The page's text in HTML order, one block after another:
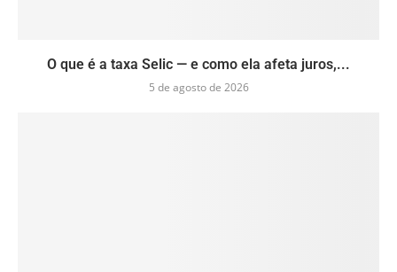
O que é a taxa Selic — e como ela afeta juros,...
5 de agosto de 2026